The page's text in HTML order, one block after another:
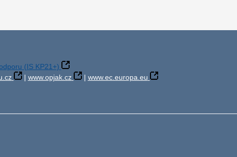
(IS KP21+)
| www.opjak.cz | www.ec.europa.eu